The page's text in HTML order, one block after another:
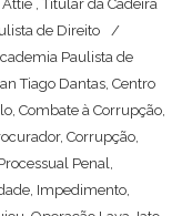
, Titular da Cadeira
de Direito
Paulista de
Tiago Dantas, Centro
, Combate à Corrupção,
, Corrupção,
Penal,
, Impedimento,